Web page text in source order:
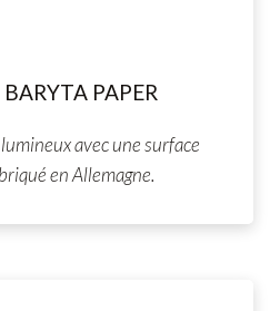
PAPER
avec une surface
en Allemagne.